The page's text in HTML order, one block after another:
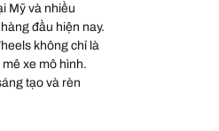
Mỹ và nhiều
đầu hiện nay.
không chỉ là
xe mô hình.
tạo và rèn